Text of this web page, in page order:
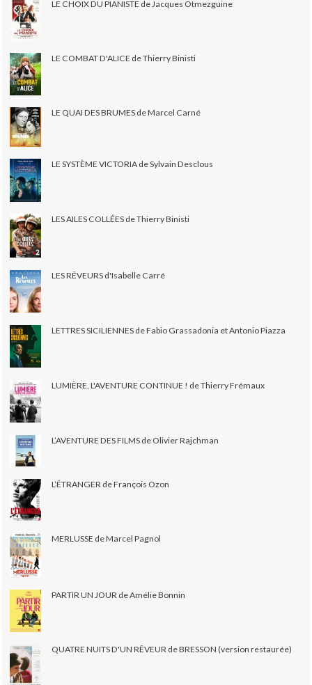
LE CHOIX DU PIANISTE de Jacques Otmezguine
LE COMBAT D'ALICE de Thierry Binisti
LE QUAI DES BRUMES de Marcel Carné
LE SYSTÈME VICTORIA de Sylvain Desclous
LES AILES COLLÉES de Thierry Binisti
LES RÊVEURS d'Isabelle Carré
LETTRES SICILIENNES de Fabio Grassadonia et Antonio Piazza
LUMIÈRE, L'AVENTURE CONTINUE ! de Thierry Frémaux
L’AVENTURE DES FILMS de Olivier Rajchman
L’ÉTRANGER de François Ozon
MERLUSSE de Marcel Pagnol
PARTIR UN JOUR de Amélie Bonnin
QUATRE NUITS D'UN RÊVEUR de BRESSON (version restaurée)